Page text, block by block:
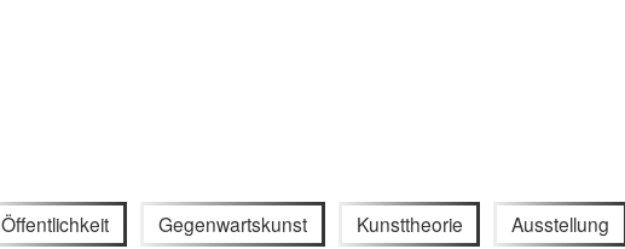
Öffentlichkeit Gegenwartskunst Kunsttheorie Ausstellung